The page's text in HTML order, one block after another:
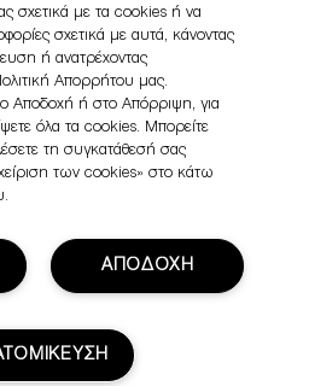
All Rights Reserved
σχετικά με τα cookies ή να
σχετικά με αυτά, κάνοντας
ή ανατρέχοντας
Απορρήτου μας.
Αποδοχή ή στο Απόρριψη, για
όλα τα cookies. Μπορείτε
τη συγκατάθεσή σας
των cookies» στο κάτω
ΑΠΟΔΟΧΗ